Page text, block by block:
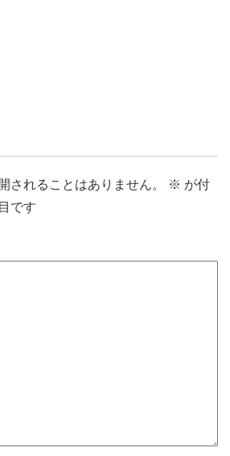
されることはありません。 ※ が付
です